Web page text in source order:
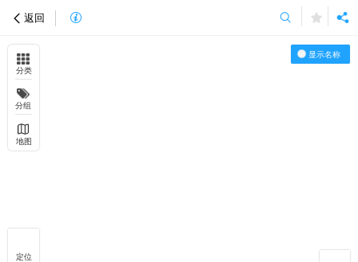
返回
显示名称
分类
分组
地图
定位